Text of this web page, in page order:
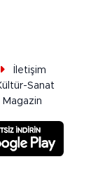
İletişim
Sanat